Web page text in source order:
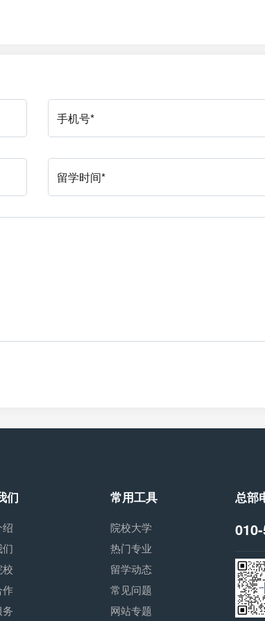
们
作
常用工具
院校大学
热门专业
留学动态
常见问题
网站专题
总部